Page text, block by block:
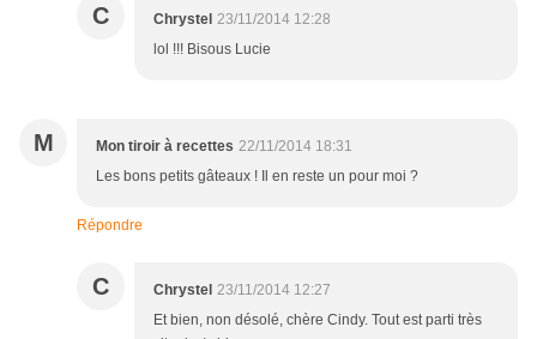
C Chrystel 23/11/2014 12:28
lol !!! Bisous Lucie
M Mon tiroir à recettes 22/11/2014 18:31
Les bons petits gâteaux ! Il en reste un pour moi ?
Répondre
C Chrystel 23/11/2014 12:27
Et bien, non désolé, chère Cindy. Tout est parti très